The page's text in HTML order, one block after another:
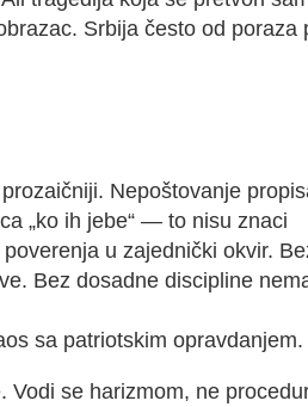
Srbija često od poraza
Nepoštovanje
„ko ih jebe“ — to nisu znaci
u zajednički okvir.
Bez dosadne discipline
sa patriotskim opravdanjem.
Vodi se harizmom, ne